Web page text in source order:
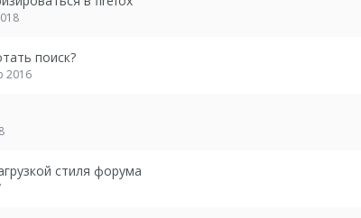
поиск?
2016
стиля форума